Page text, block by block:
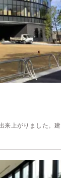
来上がりました。建